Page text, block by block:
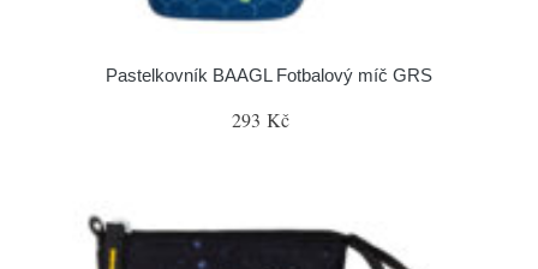
Pastelkovník BAAGL Fotbalový míč GRS
293 Kč